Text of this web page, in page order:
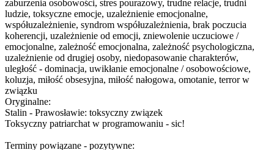
zaburzenia osobowości, stres pourazowy, trudne relacje, trudni
ludzie, toksyczne emocje, uzależnienie emocjonalne,
współuzależnienie, syndrom współuzależnienia, brak poczucia
koherencji, uzależnienie od emocji, zniewolenie uczuciowe /
emocjonalne, zależność emocjonalna, zależność psychologiczna,
uzależnienie od drugiej osoby, niedopasowanie charakterów,
uległość - dominacja, uwikłanie emocjonalne / osobowościowe,
koluzja, miłość obsesyjna, miłość nałogowa, omotanie, terror w
związku
Oryginalne:
Stalin - Prawosławie: toksyczny związek
Toksyczny patriarchat w programowaniu - sic!
Terminy powiązane - pozytywne: